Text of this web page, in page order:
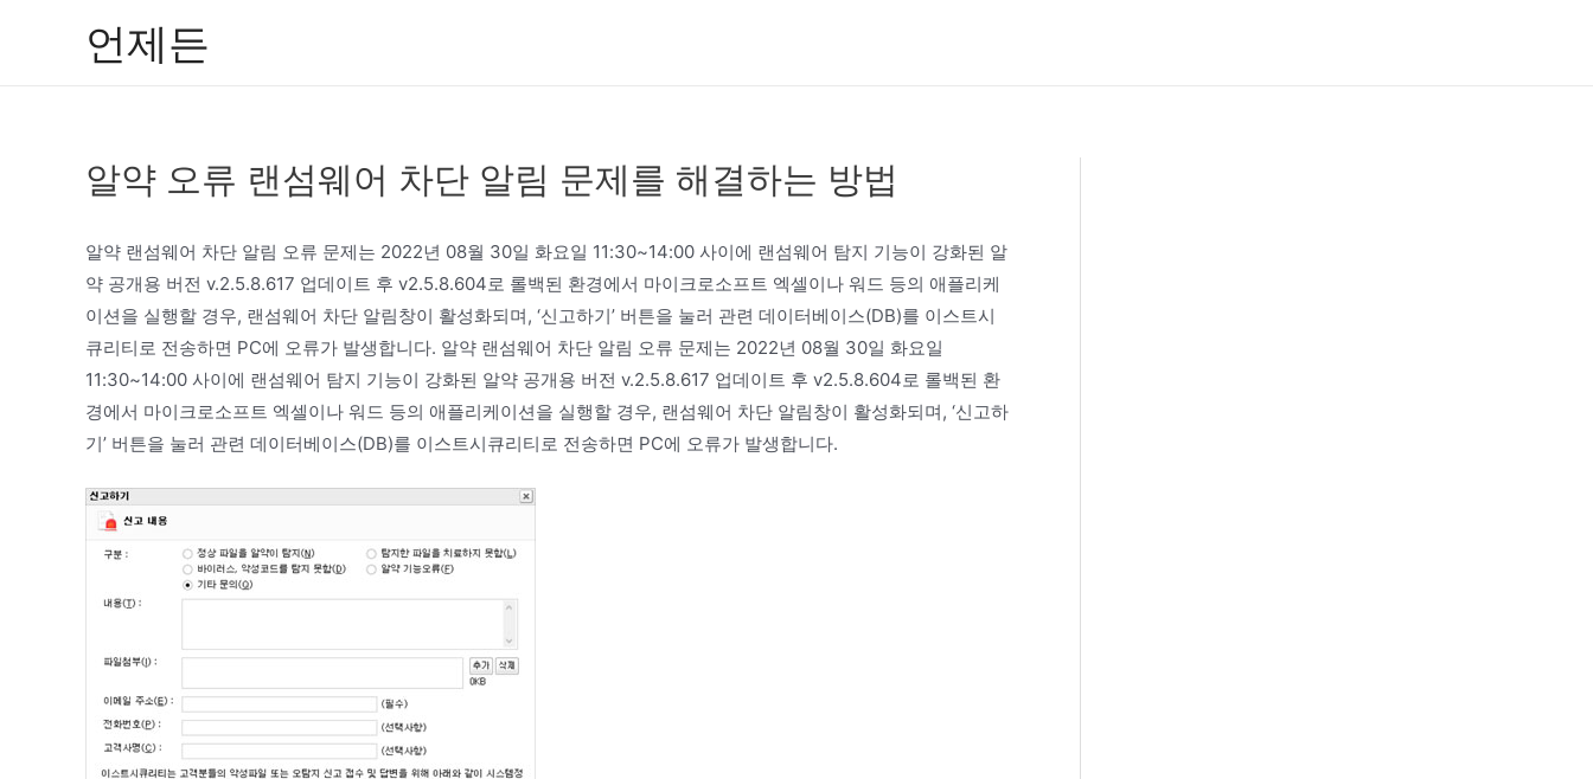
언제든
알약 오류 랜섬웨어 차단 알림 문제를 해결하는 방법
알약 랜섬웨어 차단 알림 오류 문제는 2022년 08월 30일 화요일 11:30~14:00 사이에 랜섬웨어 탐지 기능이 강화된 알
약 공개용 버전 v.2.5.8.617 업데이트 후 v2.5.8.604로 롤백된 환경에서 마이크로소프트 엑셀이나 워드 등의 애플리케
이션을 실행할 경우, 랜섬웨어 차단 알림창이 활성화되며, ‘신고하기’ 버튼을 눌러 관련 데이터베이스(DB)를 이스트시
큐리티로 전송하면 PC에 오류가 발생합니다. 알약 랜섬웨어 차단 알림 오류 문제는 2022년 08월 30일 화요일
11:30~14:00 사이에 랜섬웨어 탐지 기능이 강화된 알약 공개용 버전 v.2.5.8.617 업데이트 후 v2.5.8.604로 롤백된 환
경에서 마이크로소프트 엑셀이나 워드 등의 애플리케이션을 실행할 경우, 랜섬웨어 차단 알림창이 활성화되며, ‘신고하
기’ 버튼을 눌러 관련 데이터베이스(DB)를 이스트시큐리티로 전송하면 PC에 오류가 발생합니다.